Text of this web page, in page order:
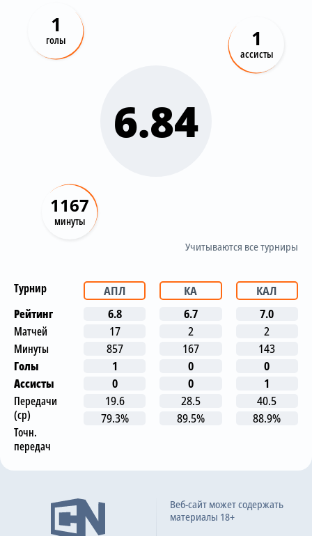
6.84
1
голы 1
ассисты
1167
минуты
Учитываются все турниры
Турнир
Рейтинг
Матчей
Минуты
Голы
Ассисты
Передачи
(ср)
Точн.
передач
АПЛ
6.8
17
857
1
0
19.6
79.3%
КА
6.7
2
167
0
0
28.5
89.5%
КАЛ
7.0
2
143
0
1
40.5
88.9%
Последние матчи
Веб-сайт может содержать
материалы 18+
Контакты